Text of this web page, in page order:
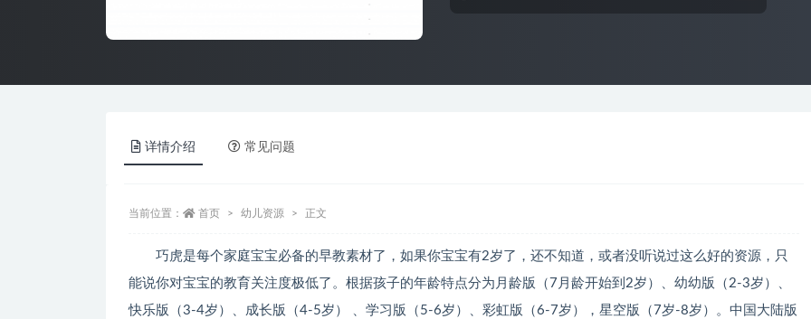
详情介绍 常见问题
当前位置： 首页 幼儿资源 正文
巧虎是每个家庭宝宝必备的早教素材了，如果你宝宝有2岁了，还不知道，或者没听说过这么好的资源，只
能说你对宝宝的教育关注度极低了。根据孩子的年龄特点分为月龄版（7月龄开始到2岁）、幼幼版（2-3岁）、
快乐版（3-4岁）、成长版（4-5岁） 、学习版（5-6岁）、彩虹版（6-7岁），星空版（7岁-8岁）。中国大陆版